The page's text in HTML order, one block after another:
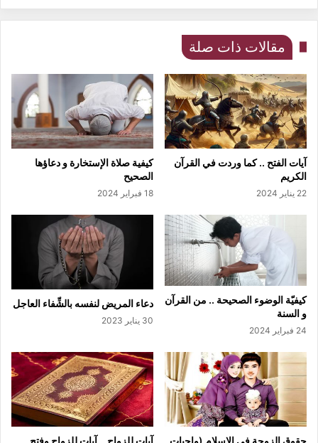
مقالات ذات صلة
آيات الفتح .. كما وردت في القرآن
الكريم
22 يناير 2024
كيفية صلاة الإستخارة و دعاؤها
الصحيح
18 فبراير 2024
كيفيّة الوضوء الصحيحة .. من القرآن
و السنة
24 فبراير 2024
دعاء المريض لنفسه بالشِّفاء العاجل
30 يناير 2023